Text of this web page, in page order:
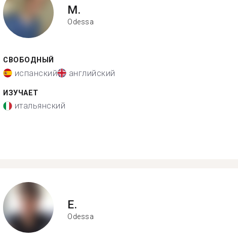
M.
Odessa
СВОБОДНЫЙ
испанский английский
ИЗУЧАЕТ
итальянский
E.
Odessa